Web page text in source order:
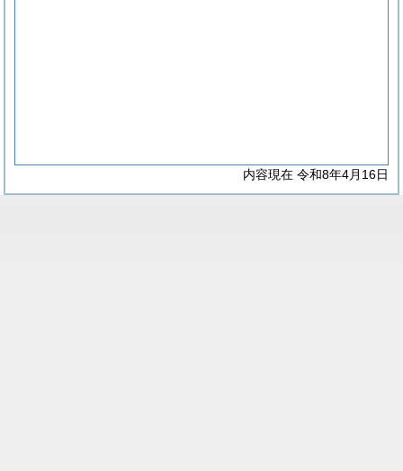
内容現在 令和8年4月16日